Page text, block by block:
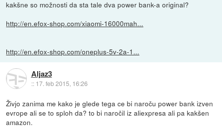
kakšne so možnosti da sta tale dva power bank-a original?
http://en.efox-shop.com/xiaomi-16000mah...
http://en.efox-shop.com/oneplus-5v-2a-1...
Aljaz3
:: 17. feb 2015, 16:26
Živjo zanima me kako je glede tega ce bi naroču power bank izven
evrope ali se to sploh da? to bi naročil iz aliexpresa ali pa kakšen
amazon.